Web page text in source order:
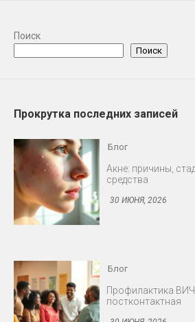
Поиск
Поиск
Прокрутка последних записей
Блог
Акне: причины,
средства
30 ИЮНЯ, 2026
Блог
Профилактика
постконтактная